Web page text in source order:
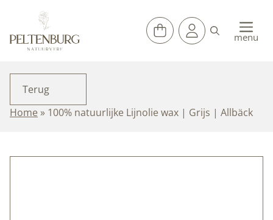
de
inhoud
menu
Terug
Home » 100% natuurlijke Lijnolie wax | Grijs | Allbäck